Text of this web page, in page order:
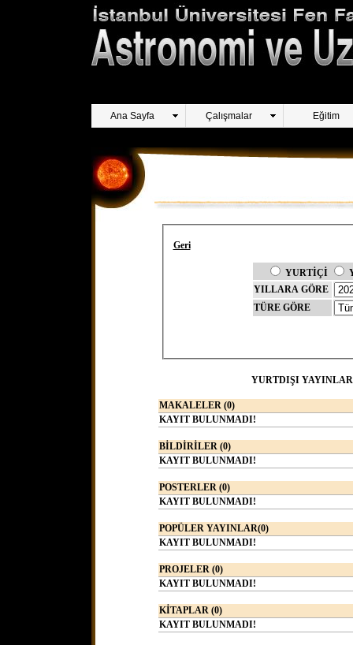
Ana Sayfa Çalışmalar Eğitim
Geri
YURTİÇİ
YILLARA GÖRE
TÜRE GÖRE
YURTDIŞI
MAKALELER (0)
KAYIT BULUNMADI!
BİLDİRİLER (0)
KAYIT BULUNMADI!
POSTERLER (0)
KAYIT BULUNMADI!
POPÜLER YAYINLAR(0)
KAYIT BULUNMADI!
PROJELER (0)
KAYIT BULUNMADI!
KİTAPLAR (0)
KAYIT BULUNMADI!